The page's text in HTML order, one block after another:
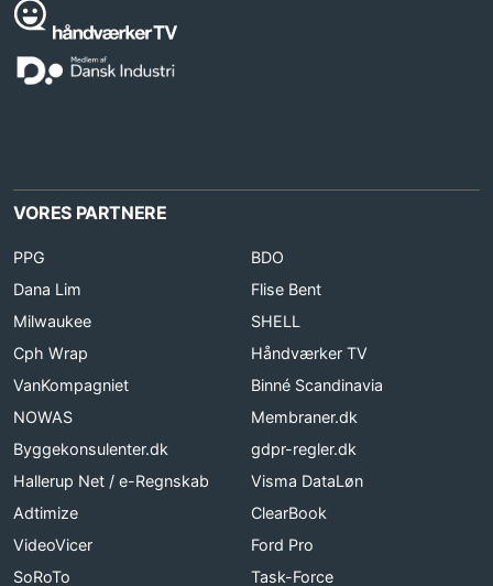
VORES PARTNERE
PPG
BDO
Dana Lim
Flise Bent
Milwaukee
SHELL
Cph Wrap
Håndværker TV
VanKompagniet
Binné Scandinavia
NOWAS
Membraner.dk
Byggekonsulenter.dk
gdpr-regler.dk
Hallerup Net / e-Regnskab
Visma DataLøn
Adtimize
ClearBook
VideoVicer
Ford Pro
SoRoTo
Task-Force